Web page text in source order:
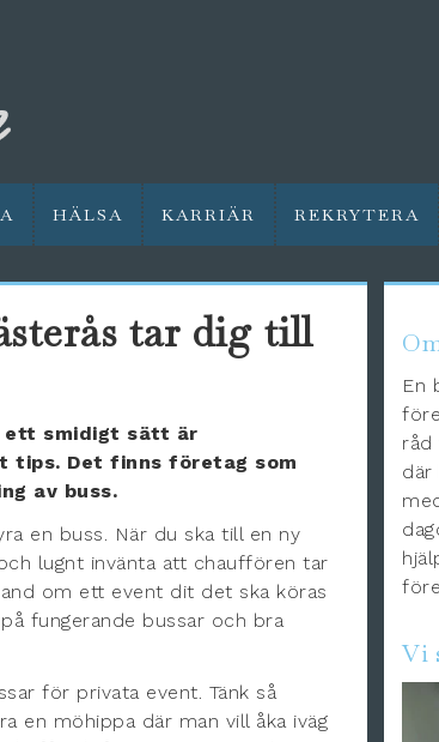
HÄLSA KARRIÄR REKRYTERA
tar dig till
ett smidigt sätt är
tips. Det finns företag som
av buss.
en buss. När du ska till en ny
lugnt invänta att chauffören tar
om ett event dit det ska köras
fungerande bussar och bra
för privata event. Tänk så
en möhippa där man vill åka iväg
En
där
Vi